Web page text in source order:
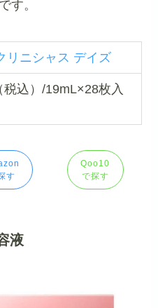
す。
リニシャス デイズ
税込）/19mL×28枚入
す
Qoo10
で探す
液